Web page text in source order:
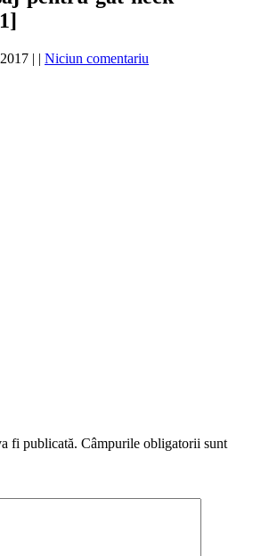
| | Niciun comentariu
fi publicată. Câmpurile obligatorii sunt